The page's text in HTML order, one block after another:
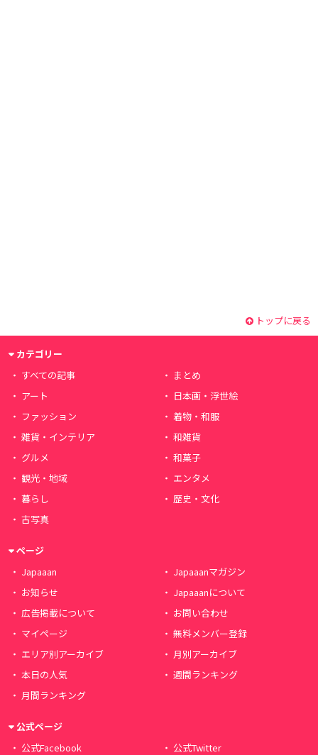
トップに戻る
カテゴリー
すべての記事
まとめ
アート
日本画・浮世絵
ファッション
着物・和服
雑貨・インテリア
和雑貨
グルメ
和菓子
観光・地域
エンタメ
暮らし
歴史・文化
古写真
ページ
Japaaan
Japaaanマガジン
お知らせ
Japaaanについて
広告掲載について
お問い合わせ
マイページ
無料メンバー登録
エリア別アーカイブ
月別アーカイブ
本日の人気
週間ランキング
月間ランキング
公式ページ
公式Facebook
公式Twitter